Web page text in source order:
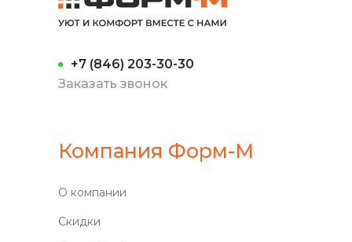
+7 (846) 203-30-30
Заказать звонок
Компания Форм-М
О компании
Скидки